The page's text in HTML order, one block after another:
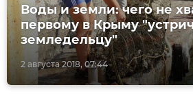
2 августа 2018, 07:44
Воды и земли: чего не
первому в Крыму
земледельцу"